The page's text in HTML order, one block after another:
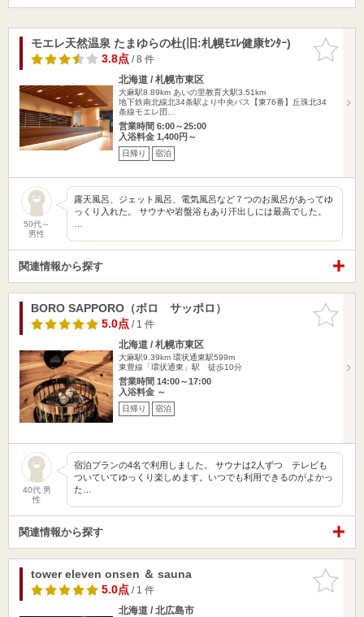
お気に入
りに追加
モエレ天然温泉 たまゆらの杜(旧:札幌ﾓｴﾚ健康ｾﾝﾀｰ)
3.8点/ 8 件
北海道 / 札幌市東区
大麻駅8.89km あいの里教育大駅3.51km
地下鉄南北線北34条駅より中央バス【東76番】丘珠北34
条線モエレ団…
営業時間 6:00～25:00
入浴料金 1,400円～
日帰り 宿泊
50代～
男性
露天風呂、ジェット風呂、電気風呂など７つのお風呂があってゆ
っくり入れた。 サウナや岩盤浴もあり汗出しには最高でした。
関連情報から探す
お気に入
りに追加
BORO SAPPORO（ボロ サッポロ）
5.0点/ 1 件
北海道 / 札幌市東区
大麻駅9.39km 環状通東駅599m
東豊線「環状通東」駅 徒歩10分
営業時間 14:00～17:00
入浴料金 ～
日帰り 宿泊
40代 男
性
宿泊プランの4名で利用しました。 サウナは2人ずつ テレビも
ついていてゆっくり楽しめます。いつでも利用できるのがよかっ
た…
関連情報から探す
お気に入
りに追加
tower eleven onsen ＆ sauna
5.0点/ 1 件
北海道 / 北広島市